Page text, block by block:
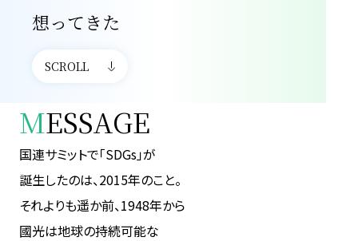
想ってきた
SCROLL
MESSAGE
国連サミットで「SDGs」が
誕生したのは、2015年のこと。
それよりも遥か前、1948年から
國光は地球の持続可能な